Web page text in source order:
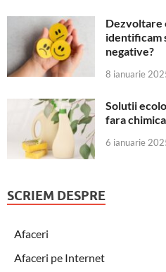
Dezvoltare
identificam
negative?
8 ianuarie
Solutii
fara
6 ianuarie
SCRIEM DESPRE
Afaceri
Afaceri pe Internet